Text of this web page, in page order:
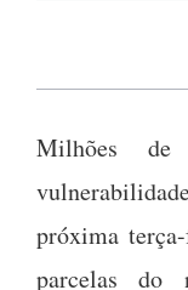
Milhões
próxima
parcelas do